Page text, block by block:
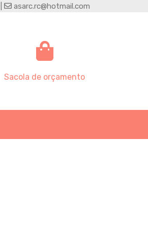
asarc.rc@hotmail.com
Sacola de orçamento